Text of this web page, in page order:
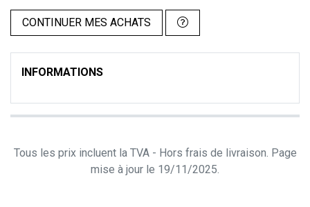
CONTINUER MES ACHATS
INFORMATIONS
Tous les prix incluent la TVA - Hors frais de livraison. Page
mise à jour le 19/11/2025.